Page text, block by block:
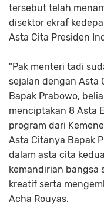
tersebut telah
disektor ekraf
Asta Cita Presiden
"Pak menteri tadi
sejalan dengan Asta
Bapak Prabowo,
menciptakan 8 Asta
program dari
Asta Citanya Bapak
dalam asta cita
kemandirian bangsa
kreatif serta
Acha Rouyas.